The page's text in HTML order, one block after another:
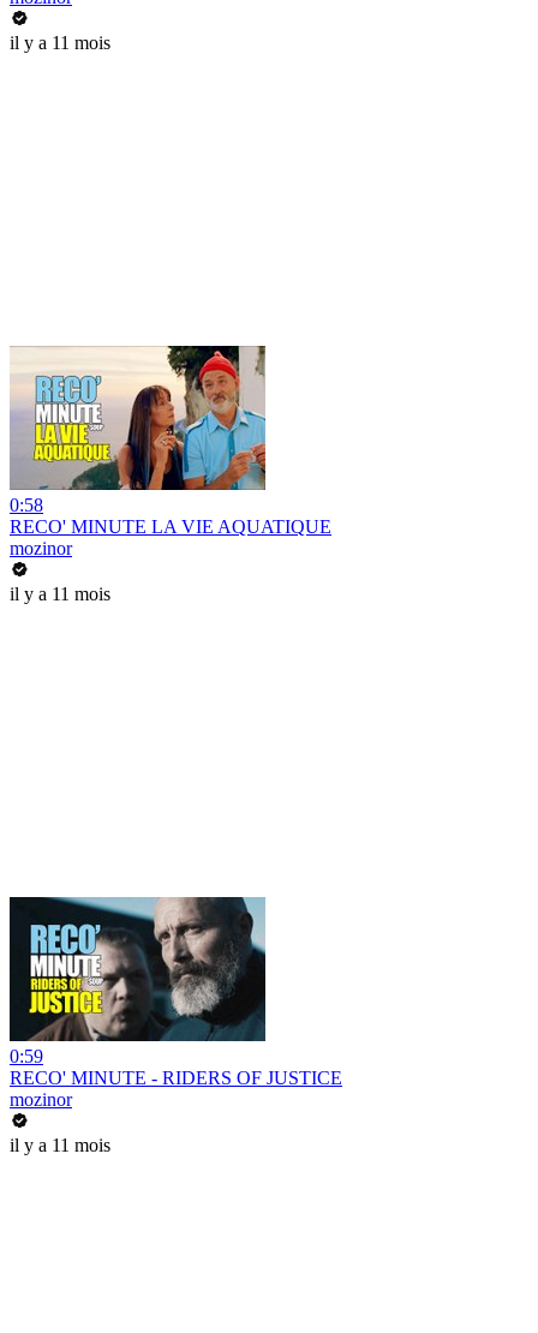
il y a 11 mois
0:58
RECO' MINUTE LA VIE AQUATIQUE
mozinor
il y a 11 mois
0:59
RECO' MINUTE - RIDERS OF JUSTICE
mozinor
il y a 11 mois